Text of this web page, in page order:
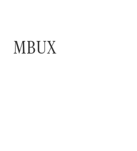
Stationwagon
CLA
MBUX